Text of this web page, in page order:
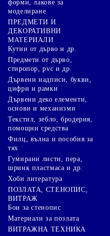
форми, лакове за
моделиране
ПРЕДМЕТИ И
ДЕКОРАТИВНИ
МАТЕРИАЛИ
Кутии от дърво и др.
Предмети от дърво,
стиропор, pvc и др.
Дървени надписи, букви,
цифри и рамки
Дървени деко елементи,
основи и механизми
Текстил, зебло, бродерия,
помощни средства
Филц, вълна и пособия за
тях
Гумирани листи, пера,
шринк пластмаса и др.
Хоби литература
ПОЗЛАТА, СТЕНОПИС,
ВИТРАЖ
Бои за стенопис
Материали за позлата
ВИТРАЖНА ТЕХНИКА